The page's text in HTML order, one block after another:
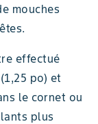
mouches
effectué
po) et
le cornet ou
plus